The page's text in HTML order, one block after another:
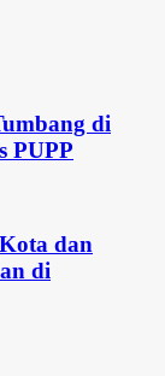
di
PUPP
dan
di